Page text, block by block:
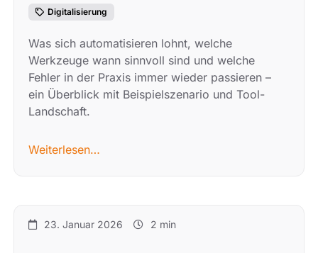
Digitalisierung
Was sich automatisieren lohnt, welche
Werkzeuge wann sinnvoll sind und welche
Fehler in der Praxis immer wieder passieren –
ein Überblick mit Beispielszenario und Tool-
Landschaft.
Weiterlesen…
23. Januar 2026 2 min